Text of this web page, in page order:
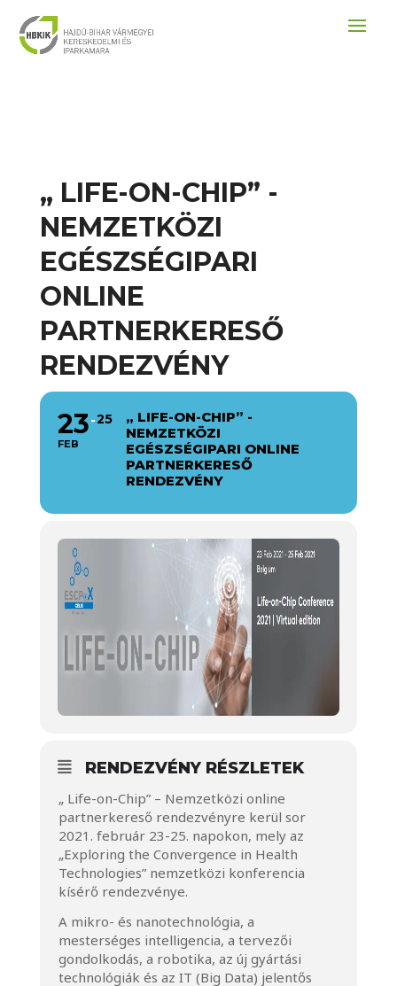
„ LIFE-ON-CHIP” -
NEMZETKÖZI
EGÉSZSÉGIPARI
ONLINE
PARTNERKERESŐ
RENDEZVÉNY
23
FEB
25
„ LIFE-ON-CHIP” -
NEMZETKÖZI
EGÉSZSÉGIPARI ONLINE
PARTNERKERESŐ
RENDEZVÉNY
RENDEZVÉNY RÉSZLETEK
„ Life-on-Chip” – Nemzetközi online
partnerkereső rendezvényre kerül sor
2021. február 23-25. napokon, mely az
„Exploring the Convergence in Health
Technologies” nemzetközi konferencia
kísérő rendezvénye.
A mikro- és nanotechnológia, a
mesterséges intelligencia, a tervezői
gondolkodás, a robotika, az új gyártási
technológiák és az IT (Big Data) jelentős